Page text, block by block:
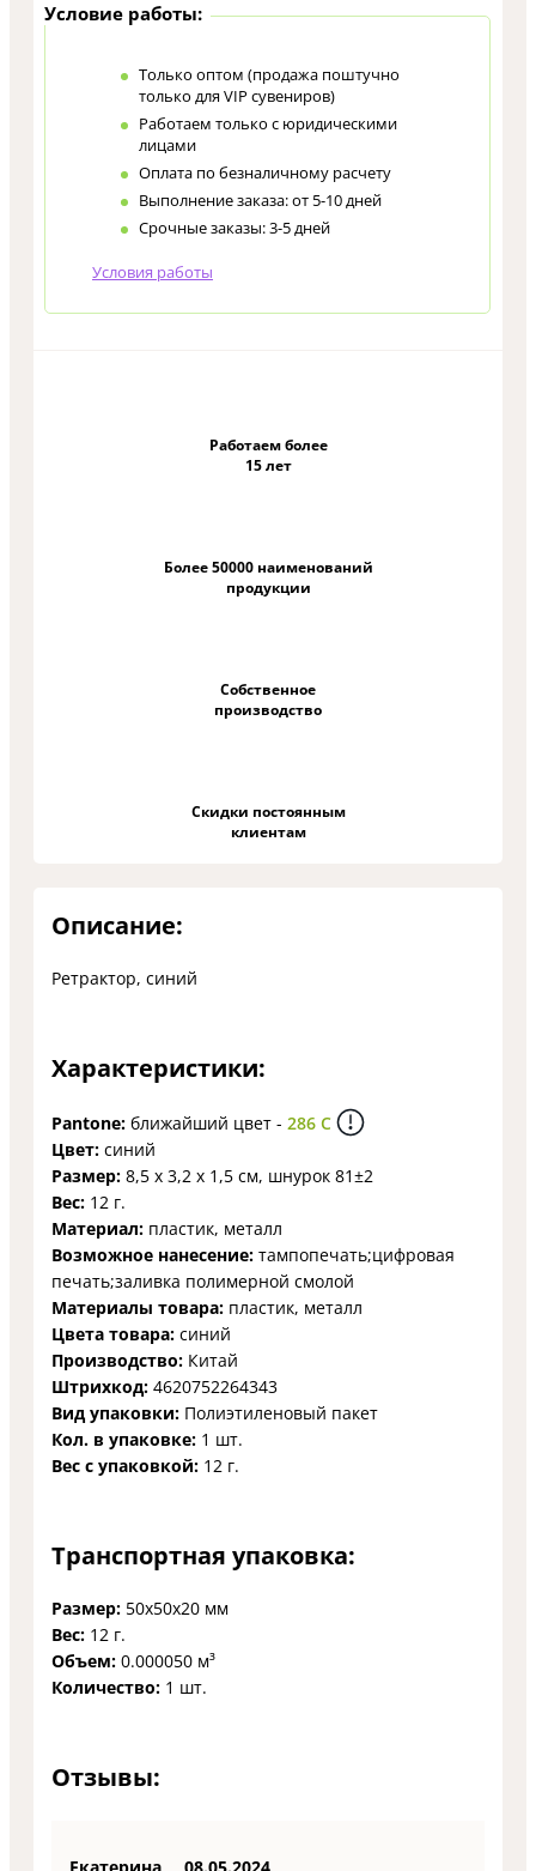
Условие работы:
Только оптом (продажа поштучно
только для VIP сувениров)
Работаем только с юридическими
лицами
Оплата по безналичному расчету
Выполнение заказа: от 5-10 дней
Срочные заказы: 3-5 дней
Условия работы
Работаем более
15 лет
Более 50000 наименований
продукции
Собственное
производство
Скидки постоянным
клиентам
Описание:
Ретрактор, синий
Характеристики:
Pantone: ближайший цвет - 286 C
Цвет: синий
Размер: 8,5 х 3,2 х 1,5 см, шнурок 81±2
Вес: 12 г.
Материал: пластик, металл
Возможное нанесение: тампопечать;цифровая
печать;заливка полимерной смолой
Материалы товара: пластик, металл
Цвета товара: синий
Производство: Китай
Штрихкод: 4620752264343
Вид упаковки: Полиэтиленовый пакет
Кол. в упаковке: 1 шт.
Вес с упаковкой: 12 г.
Транспортная упаковка:
Размер: 50x50x20 мм
Вес: 12 г.
Объем: 0.000050 м³
Количество: 1 шт.
Отзывы: